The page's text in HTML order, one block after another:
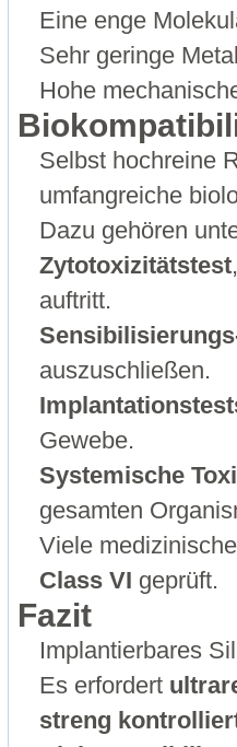
Eine enge
Sehr geringe
Hohe
Selbst hochreine
umfangreiche
Dazu gehören
Zytotoxizitätstest
auftritt.
auszuschließen.
Gewebe.
Systemische
gesamten
Viele
Class VI geprüft.
Fazit
Implantierbares
Es erfordert
streng